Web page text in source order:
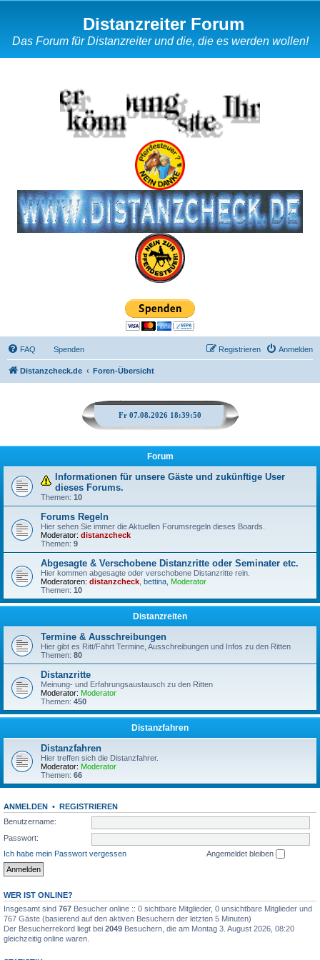
Distanzreiter Forum
Das Forum für Distanzreiter und die, die es werden wollen!
FAQ Spenden Anmelden
Registrieren
Distanzcheck.de Foren-Übersicht
Fr 07.08.2026 18:39:50
Forum
Informationen für unsere Gäste und zukünftige User
dieses Forums.
Themen: 10
Forums Regeln
Hier sehen Sie immer die Aktuellen Forumsregeln dieses Boards.
Moderator: distanzcheck
Themen: 9
Abgesagte & Verschobene Distanzritte oder Seminater etc.
Hier kommen abgesagte oder verschobene Distanzritte rein.
Moderatoren: distanzcheck bettina Moderator
Themen: 10
Distanzreiten
Termine & Ausschreibungen
Hier gibt es Ritt/Fahrt Termine, Ausschreibungen und Infos zu den Ritten
Themen: 80
Distanzritte
Meinung- und Erfahrungsaustausch zu den Ritten
Moderator: Moderator
Themen: 450
Distanzfahren
Distanzfahren
Hier treffen sich die Distanzfahrer.
Moderator: Moderator
Themen: 66
ANMELDEN • REGISTRIEREN
Benutzername:
Passwort:
Ich habe mein Passwort vergessen
Angemeldet bleiben
WER IST ONLINE?
Insgesamt sind 767 Besucher online :: 0 sichtbare Mitglieder, 0 unsichtbare Mitglieder und
767 Gäste (basierend auf den aktiven Besuchern der letzten 5 Minuten)
Der Besucherrekord liegt bei 2049 Besuchern, die am Montag 3. August 2026, 08:20
gleichzeitig online waren.